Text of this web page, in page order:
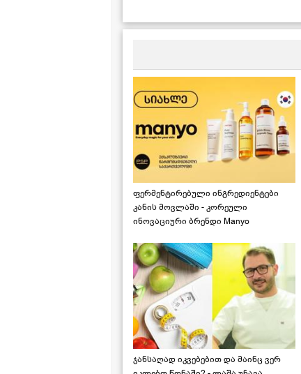
პესტოთი
ფერმენტირებული ინგრედიენტები
კანის მოვლაში - კორეული
ინოვაციური ბრენდი Manyo
ჯანსაღად იკვებებით და მაინც ვერ